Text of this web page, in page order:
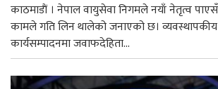
काठमाडाैं । नेपाल वायुसेवा निगमले नयाँ नेतृत्व
कामले गति लिन थालेको जनाएको छ।
कार्यसम्पादनमा जवाफदेहिता...